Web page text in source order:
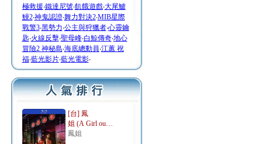
極救援‧鐵達尼號‧飢餓遊戲‧大尾鱸
鰻2‧神鬼認證‧舞力對決2‧MIB星際
戰警3‧黑勢力‧公主與狩獵者‧心靈鑰
匙‧火線反擊‧聖母峰‧白鯨傳奇‧地心
冒險2 神秘島‧海底總動員‧江蕙 祝
福‧藍光影片‧藍光電影‧
[台] 鳳
姐 (A Girl ou…
鳳姐